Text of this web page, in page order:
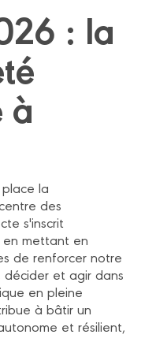
: la
à
la
des
s'inscrit
mettant en
de renforcer notre
et agir dans
en pleine
à bâtir un
et résilient,